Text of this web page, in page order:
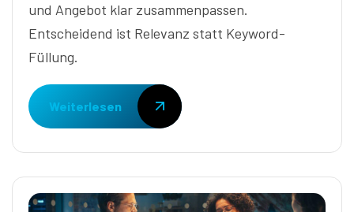
und Angebot klar zusammenpassen.
Entscheidend ist Relevanz statt Keyword-
Füllung.
Weiterlesen